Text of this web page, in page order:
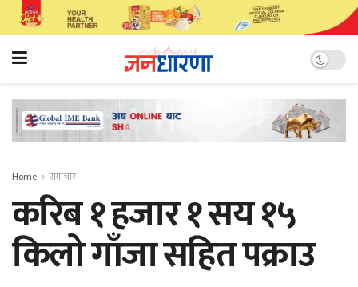
Home समाचार
करिब १ हजार १ सय १५
किलो गाँजा सहित पक्राउ